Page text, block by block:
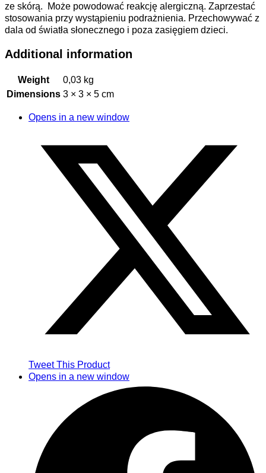
ze skórą. Może powodować reakcję alergiczną. Zaprzestać
stosowania przy wystąpieniu podrażnienia. Przechowywać z
dala od światła słonecznego i poza zasięgiem dzieci.
Additional information
Weight
0,03 kg
Dimensions 3 × 3 × 5 cm
Opens in a new window
Tweet This Product
Opens in a new window